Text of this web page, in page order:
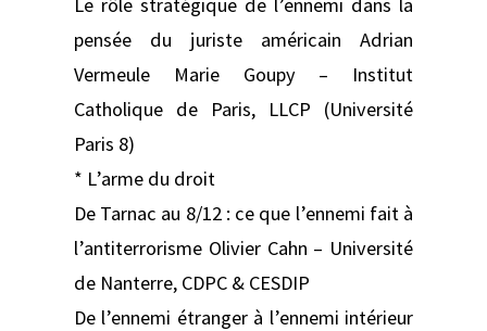
pensée du juriste américain Adrian
Vermeule Marie Goupy – Institut
Catholique de Paris, LLCP (Université
Paris 8)
* L’arme du droit
De Tarnac au 8/12 : ce que l’ennemi fait à
l’antiterrorisme Olivier Cahn – Université
de Nanterre, CDPC & CESDIP
De l’ennemi étranger à l’ennemi intérieur